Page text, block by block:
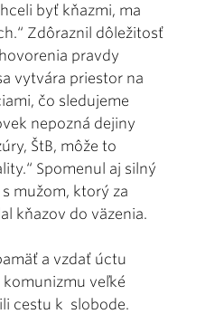
byť kňazmi, ma
Zdôraznil dôležitosť
pravdy
vytvára priestor na
čo sledujeme
nepozná dejiny
ŠtB, môže to
Spomenul aj silný
mužom, ktorý za
kňazov do väzenia.
a vzdať úctu
veľké
cestu k slobode.